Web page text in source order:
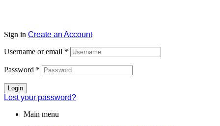
Sign in Create an Account
Username or email *
Password *
Login
Lost your password?
Main menu